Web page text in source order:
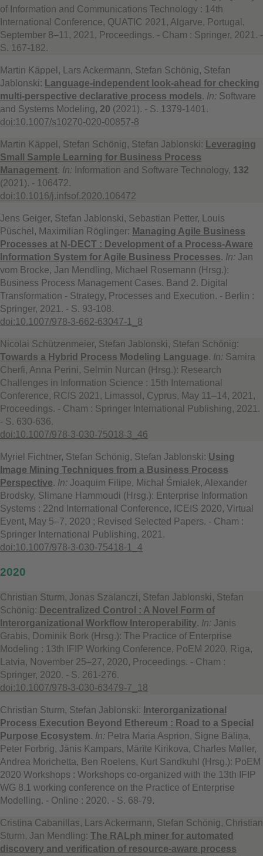
of Information and Communications Technology : 14th
International Conference, QUATIC 2021, Algarve, Portugal,
September 8–11, 2021, Proceedings. - Cham : Springer, 2021. -
S. 167-182.
Martin Käppel, Lars Ackermann, Stefan Schönig, Stefan
Jablonski: Language-independent look-ahead for checking
multi-perspective declarative process models. In: Software
and Systems Modeling, 20 (2021). - S. 1379-1401.
doi:10.1007/s10270-020-00857-8
Martin Käppel, Stefan Schönig, Stefan Jablonski: Leveraging
Small Sample Learning for Business Process
Management. In: Information and Software Technology, 132
(2021). - 106472.
doi:10.1016/j.infsof.2020.106472
Jens Geiger, Stefan Jablonski, Sebastian Petter, Louis
Püschel, Maximilian Röglinger: Managing Agile Business
Processes at N-DECT : Development of a Process-Aware
Information System for Agile Business Processes. In: Jan
vom Brocke, Jan Mendling, Michael Rosemann (Hrsg.):
Business Process Management Cases. Band 2. Digital
Transformation - Strategy, Processes and Execution. - Berlin :
Springer, 2021. - S. 93-108.
doi:10.1007/978-3-662-63047-1_8
Nicolai Schützenmeier, Stefan Jablonski, Stefan Schönig:
Towards a Hybrid Process Modeling Language. In: Samira
Cherfi, Anna Perini, Selmin Nurcan (Hrsg.): Research
Challenges in Information Science : 15th International
Conference, RCIS 2021, Limassol, Cyprus, May 11–14, 2021,
Proceedings. - Cham : Springer International Publishing, 2021.
- S. 630-636.
doi:10.1007/978-3-030-75018-3_46
Myriel Fichtner, Stefan Schönig, Stefan Jablonski: Using
Image Mining Techniques from a Business Process
Perspective. In: Joaquim Filipe, Michał Śmiałek, Alexander
Brodsky, Slimane Hammoudi (Hrsg.): Enterprise Information
Systems : 22nd International Conference, ICEIS 2020, Virtual
Event, May 5–7, 2020 ; Revised Selected Papers. - Cham :
Springer International Publishing, 2021.
doi:10.1007/978-3-030-75418-1_4
2020
Christian Sturm, Jonas Szalanczi, Stefan Jablonski, Stefan
Schönig: Decentralized Control : A Novel Form of
Interorganizational Workflow Interoperability. In: Jānis
Grabis, Dominik Bork (Hrsg.): The Practice of Enterprise
Modeling : 13th IFIP Working Conference, PoEM 2020, Riga,
Latvia, November 25–27, 2020, Proceedings. - Cham :
Springer, 2020. - S. 261-276.
doi:10.1007/978-3-030-63479-7_18
Christian Sturm, Stefan Jablonski: Interorganizational
Process Execution Beyond Ethereum : Road to a Special
Purpose Ecosystem. In: Petra Maria Asprion, Signe Bāliņa,
Peter Forbrig, Jānis Kampars, Mārīte Kirikova, Charles Møller,
Andrea Morichetta, Ben Roelens, Kurt Sandkuhl (Hrsg.): PoEM
2020 Workshops : Workshops co-organized with the 13th IFIP
WG 8.1 working conference on the Practice of Enterprise
Modelling. - Online : 2020. - S. 68-79.
Cristina Cabanillas, Lars Ackermann, Stefan Schönig, Christian
Sturm, Jan Mendling: The RALph miner for automated
discovery and verification of resource-aware process